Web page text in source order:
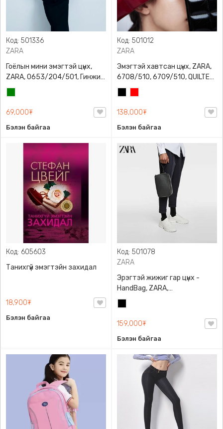
Код: 501336
ZARA
Гоёлын мини эмэгтэй цүнх,
ZARA, 0653/204/501, Гинжин
оосортой, Дотроо тольтой
69,000₮
Бэлэн байгаа
Код: 501012
ZARA
Эмэгтэй хавтсан цүнх, ZARA,
6708/510, 6709/510, QUILTED
CLUTCH BAGDETAILS, Лакан,
Гинжин оосортой
138,000₮
Бэлэн байгаа
Код: 605603
Танихгүй эмэгтэйн захидал
18,900₮
Бэлэн байгаа
Код: 501078
ZARA
Эрэгтэй жижиг гар цүнх -
HandBag, ZARA,
3720/005/040, PU арьс
159,000₮
Бэлэн байгаа